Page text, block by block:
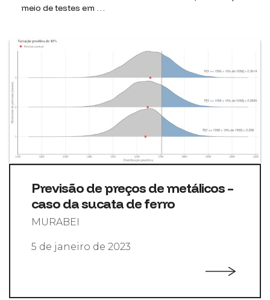
meio de testes em …
Previsão de preços de metálicos –
caso da sucata de ferro
MURABEI
5 de janeiro de 2023